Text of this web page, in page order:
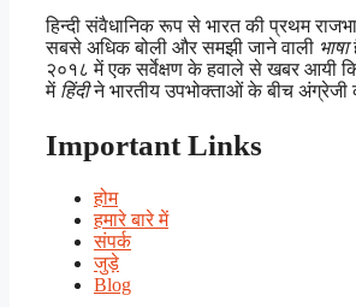
हिन्दी संवैधानिक रूप से भारत की प्रथम
सबसे अधिक बोली और समझी जाने वाली भाषा
२०१८ में एक सर्वेक्षण के हवाले से खबर आयी
में हिंदीने भारतीय उपभोक्ताओं के बीच अंग्रेजी
Important Links
होम
हमारे बारे में
संपर्क
जुड़े
Blog